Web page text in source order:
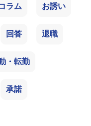
ラム お誘い
回答 退職
・転勤
承諾